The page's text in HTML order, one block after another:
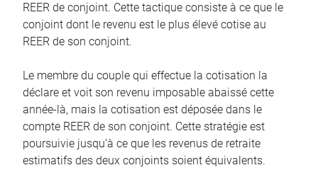
REER de conjoint. Cette tactique consiste à ce que le
conjoint dont le revenu est le plus élevé cotise au
REER de son conjoint.
Le membre du couple qui effectue la cotisation la
déclare et voit son revenu imposable abaissé cette
année-là, mais la cotisation est déposée dans le
compte REER de son conjoint. Cette stratégie est
poursuivie jusqu’à ce que les revenus de retraite
estimatifs des deux conjoints soient équivalents.